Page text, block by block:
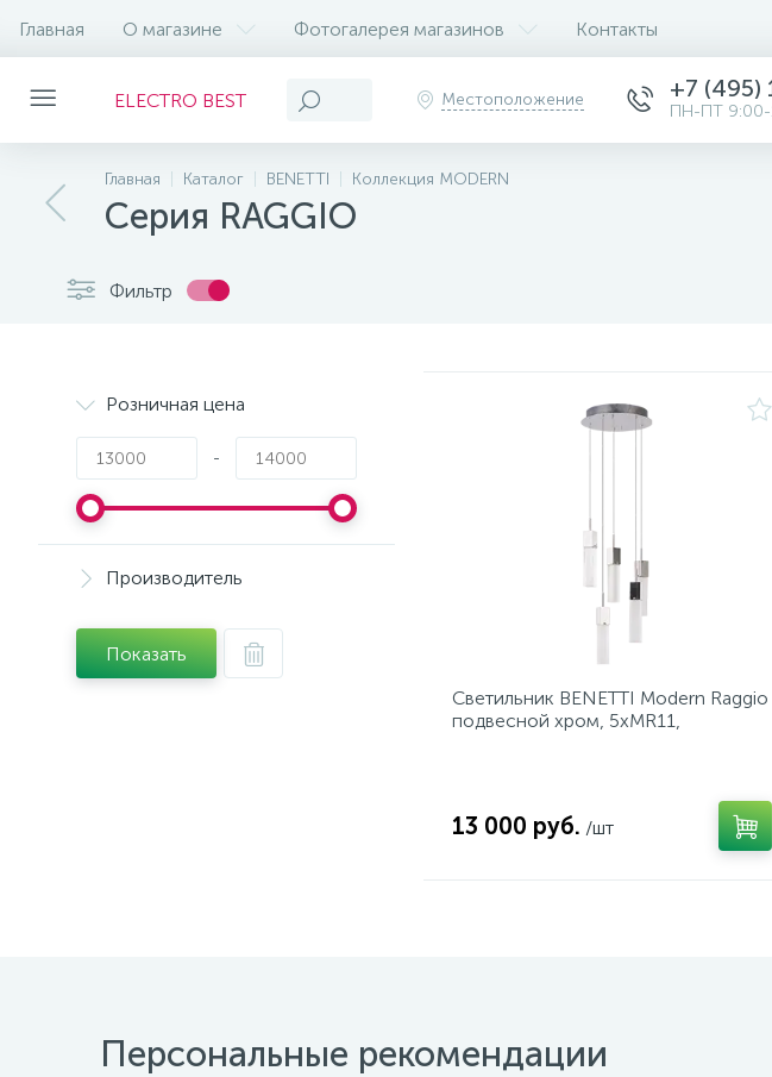
Главная О магазине Фотогалерея магазинов Контакты
ELECTRO BEST Местоположение +7 (495)
ПН-ПТ 9:00-
Главная Каталог BENETTI Коллекция MODERN
Серия RAGGIO
Фильтр
Розничная цена
-
Производитель
Показать
Светильник BENETTI Modern Raggio
подвесной хром, 5хMR11,
13 000 руб. /шт
Персональные рекомендации